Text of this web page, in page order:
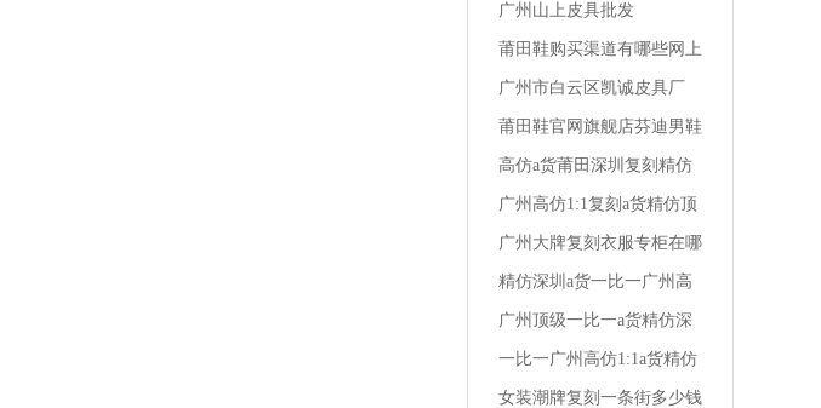
怎么买便宜
广州山上皮具批发
莆田鞋购买渠道有哪些网上
买的鞋是假皮
广州市白云区凯诚皮具厂
莆田鞋官网旗舰店芬迪男鞋
尺码在哪买便宜
高仿a货莆田深圳复刻精仿
一比一广州1:1男装秋季商
务衬衫
广州高仿1:1复刻a货精仿顶
级一比一阿玛尼男装全国专
柜地址
广州大牌复刻衣服专柜在哪
里啊
精仿深圳a货一比一广州高
仿1:1复刻小孩外套男装仿
棉布好吗
广州顶级一比一a货精仿深
圳复刻高仿1:1兰轩精品男
装
一比一广州高仿1:1a货精仿
深圳复刻男装冬裤高端
女装潮牌复刻一条街多少钱